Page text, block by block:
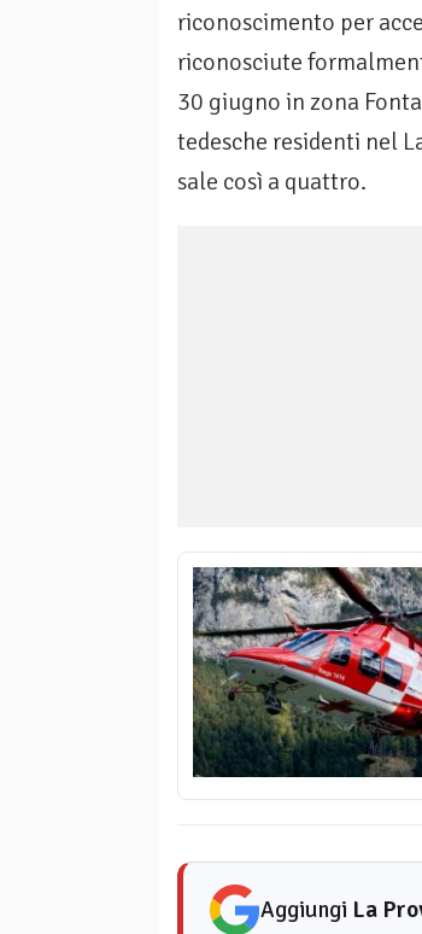
riconoscimento per
riconosciute
30 giugno in zona
tedesche residenti nel
sale così a quattro.
Aggiungi La